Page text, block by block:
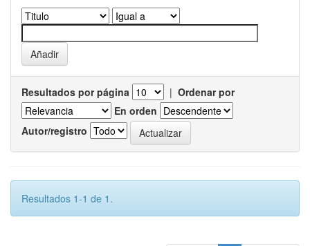
Resultados por página | Ordenar por
En orden
Autor/registro
Resultados 1-1 de 1.